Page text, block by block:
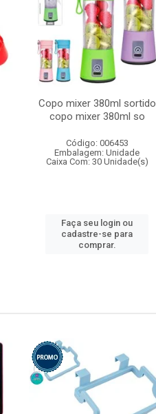
Copo mixer 380ml sortido
copo mixer 380ml so
Código: 006453
Embalagem: Unidade
Caixa Com: 30 Unidade(s)
Faça seu login ou
cadastre-se para
comprar.